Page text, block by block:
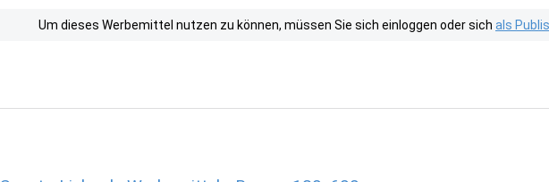
Um dieses Werbemittel nutzen zu können, müssen Sie sich einloggen oder sich als